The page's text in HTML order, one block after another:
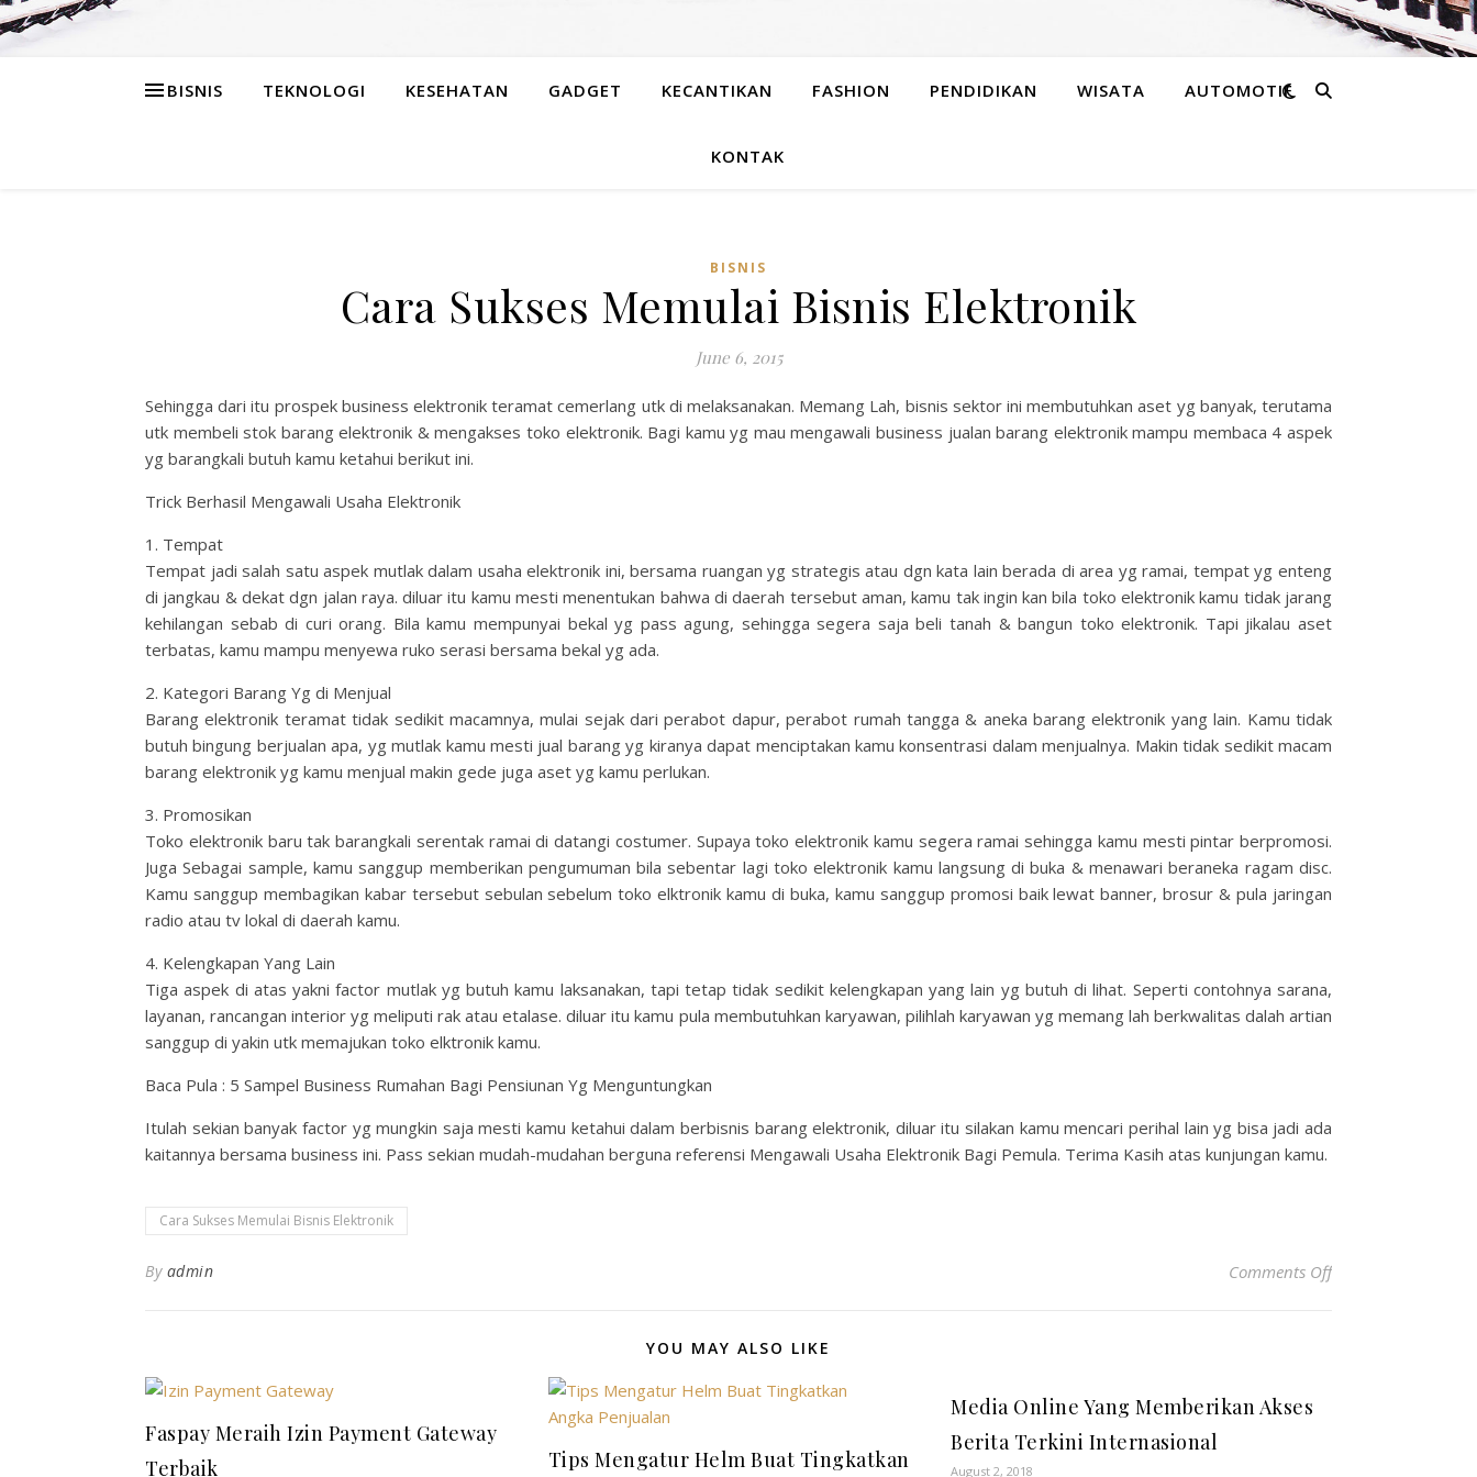
BISNIS TEKNOLOGI KESEHATAN GADGET KECANTIKAN FASHION PENDIDIKAN WISATA AUTOMOTIF
KONTAK
BISNIS
Cara Sukses Memulai Bisnis Elektronik
June 6, 2015
Sehingga dari itu prospek business elektronik teramat cemerlang utk di melaksanakan. Memang Lah, bisnis sektor ini membutuhkan aset yg banyak, terutama
utk membeli stok barang elektronik & mengakses toko elektronik. Bagi kamu yg mau mengawali business jualan barang elektronik mampu membaca 4 aspek
yg barangkali butuh kamu ketahui berikut ini.
Trick Berhasil Mengawali Usaha Elektronik
1. Tempat
Tempat jadi salah satu aspek mutlak dalam usaha elektronik ini, bersama ruangan yg strategis atau dgn kata lain berada di area yg ramai, tempat yg enteng
di jangkau & dekat dgn jalan raya. diluar itu kamu mesti menentukan bahwa di daerah tersebut aman, kamu tak ingin kan bila toko elektronik kamu tidak jarang
kehilangan sebab di curi orang. Bila kamu mempunyai bekal yg pass agung, sehingga segera saja beli tanah & bangun toko elektronik. Tapi jikalau aset
terbatas, kamu mampu menyewa ruko serasi bersama bekal yg ada.
2. Kategori Barang Yg di Menjual
Barang elektronik teramat tidak sedikit macamnya, mulai sejak dari perabot dapur, perabot rumah tangga & aneka barang elektronik yang lain. Kamu tidak
butuh bingung berjualan apa, yg mutlak kamu mesti jual barang yg kiranya dapat menciptakan kamu konsentrasi dalam menjualnya. Makin tidak sedikit macam
barang elektronik yg kamu menjual makin gede juga aset yg kamu perlukan.
3. Promosikan
Toko elektronik baru tak barangkali serentak ramai di datangi costumer. Supaya toko elektronik kamu segera ramai sehingga kamu mesti pintar berpromosi.
Juga Sebagai sample, kamu sanggup memberikan pengumuman bila sebentar lagi toko elektronik kamu langsung di buka & menawari beraneka ragam disc.
Kamu sanggup membagikan kabar tersebut sebulan sebelum toko elktronik kamu di buka, kamu sanggup promosi baik lewat banner, brosur & pula jaringan
radio atau tv lokal di daerah kamu.
4. Kelengkapan Yang Lain
Tiga aspek di atas yakni factor mutlak yg butuh kamu laksanakan, tapi tetap tidak sedikit kelengkapan yang lain yg butuh di lihat. Seperti contohnya sarana,
layanan, rancangan interior yg meliputi rak atau etalase. diluar itu kamu pula membutuhkan karyawan, pilihlah karyawan yg memang lah berkwalitas dalah artian
sanggup di yakin utk memajukan toko elktronik kamu.
Baca Pula : 5 Sampel Business Rumahan Bagi Pensiunan Yg Menguntungkan
Itulah sekian banyak factor yg mungkin saja mesti kamu ketahui dalam berbisnis barang elektronik, diluar itu silakan kamu mencari perihal lain yg bisa jadi ada
kaitannya bersama business ini. Pass sekian mudah-mudahan berguna referensi Mengawali Usaha Elektronik Bagi Pemula. Terima Kasih atas kunjungan kamu.
Cara Sukses Memulai Bisnis Elektronik
By admin Comments Offon Cara Sukses
YOU MAY ALSO LIKE
Faspay Meraih Izin Payment Gateway
Terbaik
Tips Mengatur Helm Buat Tingkatkan
Media Online Yang Memberikan Akses
Berita Terkini Internasional
August 2, 2018